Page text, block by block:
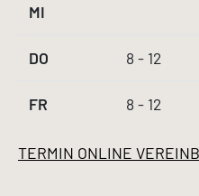
MI
DO 8 - 12
FR 8 - 12
TERMIN ONLINE